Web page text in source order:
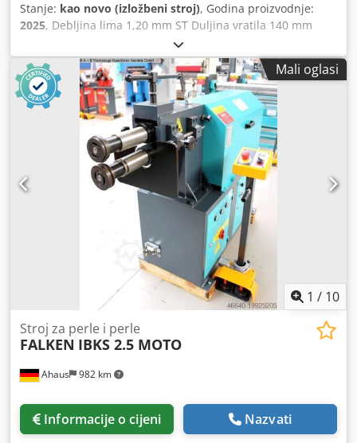
Stanje: kao novo (izložbeni stroj), Godina proizvodnje:
2025, Debljina lima 1,20 mm ST Duljina vratila 140 mm
Promjer valjka 62,0 mm Izbačaj 100 mm Ukupna potrebna
snaga ručno kW Težina stroja cca 50,0 kg Potreban prostor
cca 560 x 220 x 500 mm Izložbeni stroj - kao NOVO Još nije
bio u upotrebi (!!) Posebna cijena na upit Opis: - 8x parova
valjaka za profiliranje i rubove uključeno u isporuku
Dedsxacilepfx Ac Nock - Za učinkovitu izradu različitih vrsta
utora - Visoka preciznost zahvaljujući preciznim ležajevima
osovina - Donja osovina s podesivim graničnikom - Stabilna
lijevana konstrukcija modernog dizajna - Prošireno
područje primjene uz 8 opcijskih parova valjaka - Gornja
Mali oglasi
1 / 10
Ahaus 982 km
Stroj za perle i perle
FALKEN IBKS 2.5 MOTO
Informacije o cijeni Nazvati